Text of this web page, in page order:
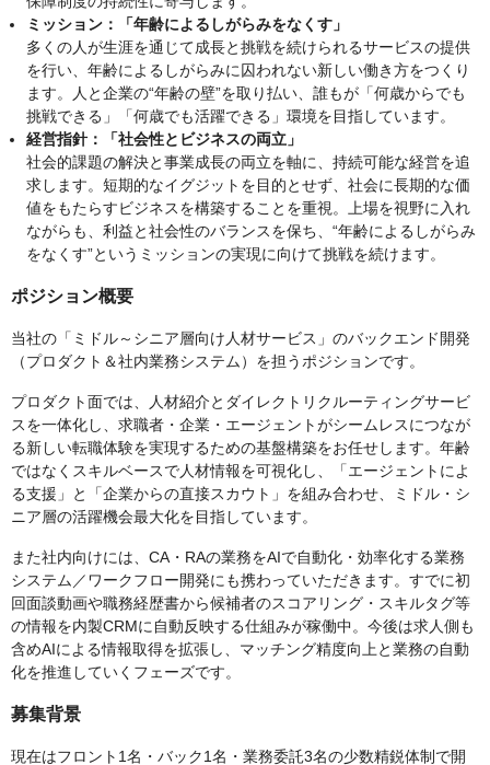
ミッション：「年齢によるしがらみをなくす」
多くの人が生涯を通じて成長と挑戦を続けられるサービスの提供
を行い、年齢によるしがらみに囚われない新しい働き方をつくり
ます。人と企業の“年齢の壁”を取り払い、誰もが「何歳からでも
挑戦できる」「何歳でも活躍できる」環境を目指しています。
経営指針：「社会性とビジネスの両立」
社会的課題の解決と事業成長の両立を軸に、持続可能な経営を追
求します。短期的なイグジットを目的とせず、社会に長期的な価
値をもたらすビジネスを構築することを重視。上場を視野に入れ
ながらも、利益と社会性のバランスを保ち、“年齢によるしがらみ
をなくす”というミッションの実現に向けて挑戦を続けます。
ポジション概要
当社の「ミドル～シニア層向け人材サービス」のバックエンド開発
（プロダクト＆社内業務システム）を担うポジションです。
プロダクト面では、人材紹介とダイレクトリクルーティングサービ
スを一体化し、求職者・企業・エージェントがシームレスにつなが
る新しい転職体験を実現するための基盤構築をお任せします。年齢
ではなくスキルベースで人材情報を可視化し、「エージェントによ
る支援」と「企業からの直接スカウト」を組み合わせ、ミドル・シ
ニア層の活躍機会最大化を目指しています。
また社内向けには、CA・RAの業務をAIで自動化・効率化する業務
システム／ワークフロー開発にも携わっていただきます。すでに初
回面談動画や職務経歴書から候補者のスコアリング・スキルタグ等
の情報を内製CRMに自動反映する仕組みが稼働中。今後は求人側も
含めAIによる情報取得を拡張し、マッチング精度向上と業務の自動
化を推進していくフェーズです。
募集背景
現在はフロント1名・バック1名・業務委託3名の少数精鋭体制で開